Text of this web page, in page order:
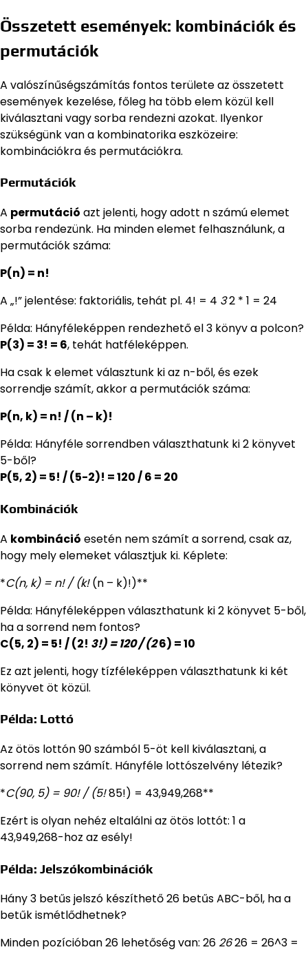
Összetett események: kombinációk és
permutációk
A valószínűségszámítás fontos területe az összetett
események kezelése, főleg ha több elem közül kell
kiválasztani vagy sorba rendezni azokat. Ilyenkor
szükségünk van a kombinatorika eszközeire:
kombinációkra és permutációkra.
Permutációk
A permutáció azt jelenti, hogy adott n számú elemet
sorba rendezünk. Ha minden elemet felhasználunk, a
permutációk száma:
P(n) = n!
A „!” jelentése: faktoriális, tehát pl. 4! = 4 32 * 1 = 24
Példa: Hányféleképpen rendezhető el 3 könyv a polcon?
P(3) = 3! = 6, tehát hatféleképpen.
Ha csak k elemet választunk ki az n-ből, és ezek
sorrendje számít, akkor a permutációk száma:
P(n, k) = n! / (n – k)!
Példa: Hányféle sorrendben választhatunk ki 2 könyvet
5-ből?
P(5, 2) = 5! / (5-2)! = 120 / 6 = 20
Kombinációk
A kombináció esetén nem számít a sorrend, csak az,
hogy mely elemeket választjuk ki. Képlete:
*C(n, k) = n! / (k!(n – k)!)**
Példa: Hányféleképpen választhatunk ki 2 könyvet 5-ből,
ha a sorrend nem fontos?
C(5, 2) = 5! / (2! 3!) = 120 / (26) = 10
Ez azt jelenti, hogy tízféleképpen választhatunk ki két
könyvet öt közül.
Példa: Lottó
Az ötös lottón 90 számból 5-öt kell kiválasztani, a
sorrend nem számít. Hányféle lottószelvény létezik?
*C(90, 5) = 90! / (5!85!) = 43,949,268**
Ezért is olyan nehéz eltalálni az ötös lottót: 1 a
43,949,268-hoz az esély!
Példa: Jelszókombinációk
Hány 3 betűs jelszó készíthető 26 betűs ABC-ből, ha a
betűk ismétlődhetnek?
Minden pozícióban 26 lehetőség van: 26 2626 = 26^3 =